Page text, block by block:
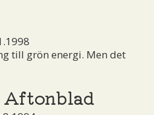
till grön energi. Men det
Aftonblad